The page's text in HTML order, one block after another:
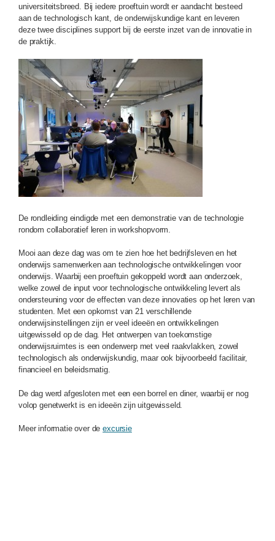
universiteitsbreed. Bij iedere proeftuin wordt er aandacht besteed
aan de technologisch kant, de onderwijskundige kant en leveren
deze twee disciplines support bij de eerste inzet van de innovatie in
de praktijk.
De rondleiding eindigde met een demonstratie van de technologie
rondom collaboratief leren in workshopvorm.
Mooi aan deze dag was om te zien hoe het bedrijfsleven en het
onderwijs samenwerken aan technologische ontwikkelingen voor
onderwijs. Waarbij een proeftuin gekoppeld wordt aan onderzoek,
welke zowel de input voor technologische ontwikkeling levert als
ondersteuning voor de effecten van deze innovaties op het leren van
studenten. Met een opkomst van 21 verschillende
onderwijsinstellingen zijn er veel ideeën en ontwikkelingen
uitgewisseld op de dag. Het ontwerpen van toekomstige
onderwijsruimtes is een onderwerp met veel raakvlakken, zowel
technologisch als onderwijskundig, maar ook bijvoorbeeld facilitair,
financieel en beleidsmatig.
De dag werd afgesloten met een een borrel en diner, waarbij er nog
volop genetwerkt is en ideeën zijn uitgewisseld.
Meer informatie over deexcursie